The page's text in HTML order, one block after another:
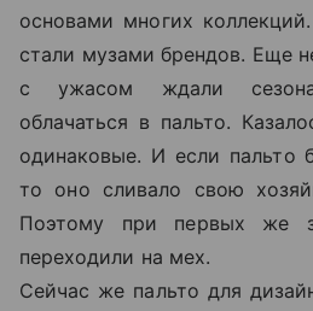
основами многих
стали музами брендов. Еще
с ужасом ждали
облачаться в пальто.
одинаковые. И если пальто
то оно сливало свою
Поэтому при первых же
переходили на мех.
Сейчас же пальто для